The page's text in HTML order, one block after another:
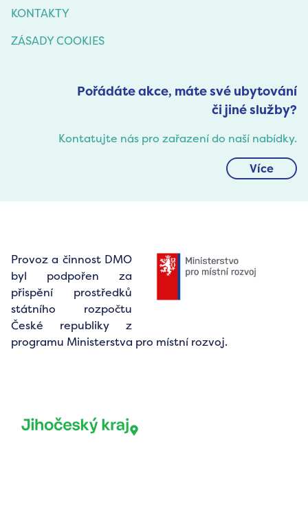
KONTAKTY
ZÁSADY COOKIES
Pořádáte akce, máte své ubytování
či jiné služby?
Kontatujte nás pro zařazení do naší nabídky.
Více
Provoz a činnost DMO
byl podpořen za
přispění prostředků
státního rozpočtu
České republiky z
programu Ministerstva pro místní rozvoj.